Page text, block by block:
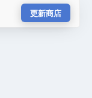
更新商店